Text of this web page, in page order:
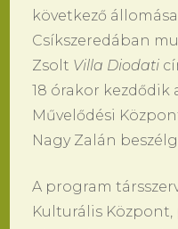
következő
Csíkszeredában
Zsolt Villa Diodati
18 órakor kezdődik
Művelődési
Nagy Zalán
A program
Kulturális Központ,